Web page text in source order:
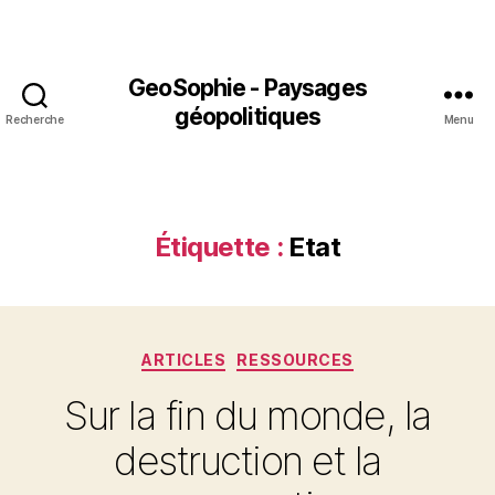
Recherche
GeoSophie - Paysages
géopolitiques
Menu
Étiquette : Etat
Catégories
ARTICLES RESSOURCES
Sur la fin du monde, la
destruction et la